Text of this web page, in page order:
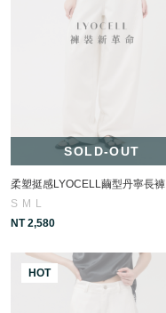
SOLD-OUT
柔塑挺感LYOCELL繭型丹寧長褲
S M L
NT 2,580
HOT